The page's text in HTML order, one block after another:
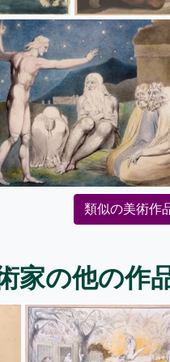
類似の美術作
家の他の作